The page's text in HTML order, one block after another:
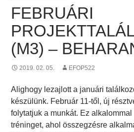
FEBRUÁRI
(M3) –
2019. 02. 05. EFOP522
Alighogy lezajlott a januári
készülünk. Február 11-től, új
folytatjuk a munkát. Ez alkalommal
tréninget, ahol összegzésre